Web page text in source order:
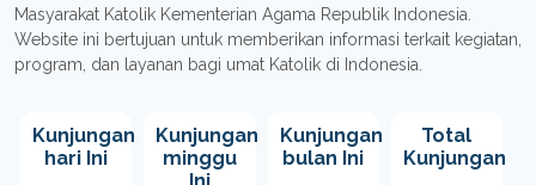
Masyarakat Katolik Kementerian Agama Republik Indonesia.
Website ini bertujuan untuk memberikan informasi terkait kegiatan,
program, dan layanan bagi umat Katolik di Indonesia.
Kunjungan
hari Ini
Kunjungan
minggu
Kunjungan
bulan Ini
Total
Kunjungan